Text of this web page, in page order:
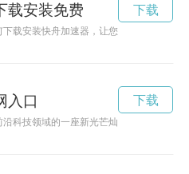
载安装免费
载安装快舟加速器，让您享受更快速、安
下载
入口
科技领域的一座新光芒灿烂之地，为您
下载